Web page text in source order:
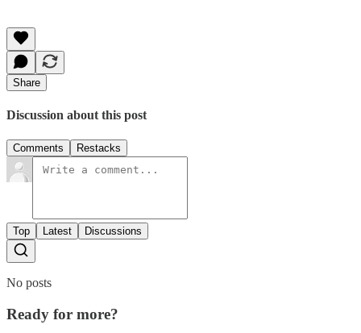
Share
Discussion about this post
Comments Restacks
Top Latest Discussions
No posts
Ready for more?